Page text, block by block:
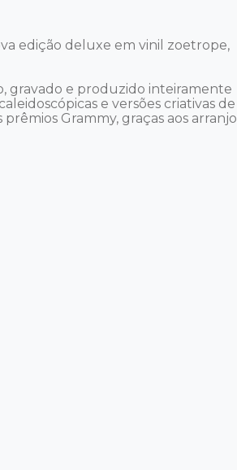
edição deluxe em vinil zoetrope,
gravado e produzido inteiramente
e versões criativas de
Grammy, graças aos